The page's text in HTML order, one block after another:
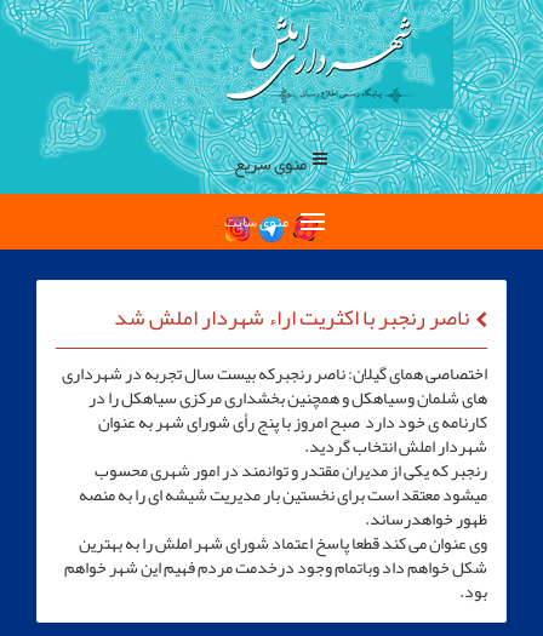
منوی سریع
منوی سایت
ناصر رنجبر با اکثریت اراء شهردار املش شد
اختصاصی همای گیلان: ناصر رنجبرکه بیست سال تجربه در شهرداری
های شلمان وسیاهکل و همچنین بخشداری مرکزی سیاهکل را در
کارنامه ی خود دارد٬ صبح امروز با پنج رأی شورای شهر به عنوان
شهردار املش انتخاب گردید.
رنجبر که یکی از مدیران مقتدر و توانمند در امور شهری محسوب
میشود معتقد است برای نخستین بار مدیریت شیشه ای را به منصه
ظهور خواهدرساند.
وی عنوان می کند قطعا پاسخ اعتماد شورای شهر املش را به بهترین
شکل خواهم داد وباتمام وجود درخدمت مردم فهیم این شهر خواهم
بود.